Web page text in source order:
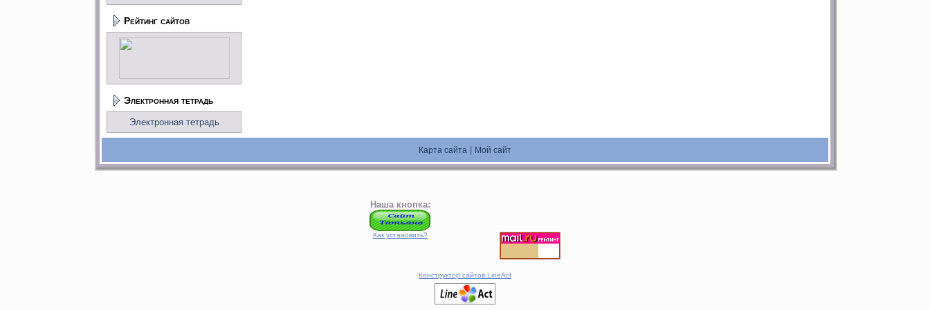
Рейтинг сайтов
Электронная тетрадь
Электронная тетрадь
Карта сайта Мой сайт
Наша кнопка:
Как установить?
Конструктор сайтов LineAct